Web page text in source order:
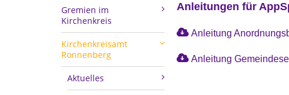
Gremien im
Kirchenkreis
Kirchenkreisamt
Ronnenberg
Aktuelles
Anleitungen für
Anleitung
Anleitung